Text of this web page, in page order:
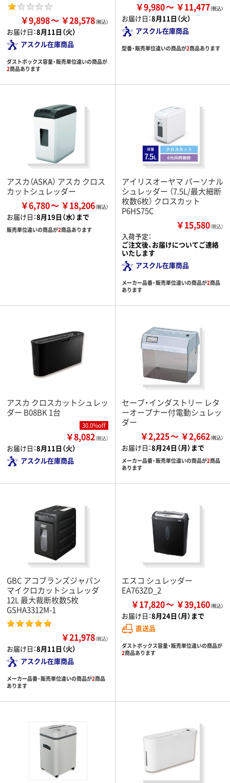
￥9,898 ￥28,578
お届け日：8月11日（火）
アスクル在庫商品
ダストボックス容量・販売単位違いの商品が
2商品あります
￥9,980 ￥11,477
お届け日：8月11日（火）
アスクル在庫商品
型番・販売単位違いの商品が2商品あります
アスカ（ASKA） アスカ クロス
カットシュレッダー
￥6,780 ￥18,206
お届け日：8月19日（水）まで
販売単位違いの商品が2商品あります
アイリスオーヤマ パーソナル
シュレッダー （7.5L/最大細断
枚数6枚） クロスカット
P6HS75C
￥15,580（税込）
入荷予定：
ご注文後、お届けについてご連絡
いたします
アスクル在庫商品
メーカー品番・販売単位違いの商品が2商品
あります
アスカ クロスカットシュレッ
ダー B08BK 1台
30.0%off
￥8,082（税込）
お届け日：8月11日（火）
アスクル在庫商品
セーブ・インダストリー レタ
ーオープナー付電動シュレッ
ダー
￥2,225 ￥2,662
お届け日：8月24日（月）まで
メーカー品番・販売単位違いの商品が2商品
あります
GBC アコブランズジャパン
マイクロカットシュレッダ
12L 最大裁断枚数5枚
GSHA3312M-1
￥21,978（税込）
お届け日：8月11日（火）
アスクル在庫商品
メーカー品番・販売単位違いの商品が2商品
あります
エスコ シュレッダー
EA763ZD_2
￥17,820 ￥39,160
お届け日：8月24日（月）まで
直送品
ダストボックス容量・販売単位違いの商品が
2商品あります